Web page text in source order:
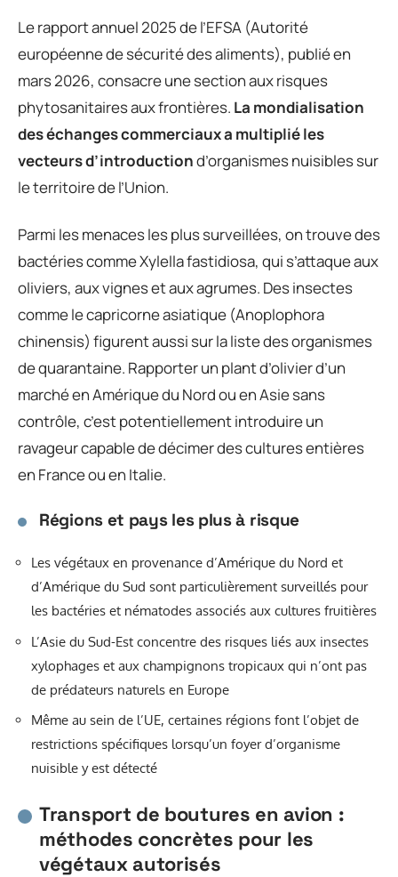
Le rapport annuel 2025 de l’EFSA (Autorité
européenne de sécurité des aliments), publié en
mars 2026, consacre une section aux risques
phytosanitaires aux frontières. La mondialisation
des échanges commerciaux a multiplié les
vecteurs d’introductiond’organismes nuisibles sur
le territoire de l’Union.
Parmi les menaces les plus surveillées, on trouve des
bactéries comme Xylella fastidiosa, qui s’attaque aux
oliviers, aux vignes et aux agrumes. Des insectes
comme le capricorne asiatique (Anoplophora
chinensis) figurent aussi sur la liste des organismes
de quarantaine. Rapporter un plant d’olivier d’un
marché en Amérique du Nord ou en Asie sans
contrôle, c’est potentiellement introduire un
ravageur capable de décimer des cultures entières
en France ou en Italie.
Régions et pays les plus à risque
Les végétaux en provenance d’Amérique du Nord et
d’Amérique du Sud sont particulièrement surveillés pour
les bactéries et nématodes associés aux cultures fruitières
L’Asie du Sud-Est concentre des risques liés aux insectes
xylophages et aux champignons tropicaux qui n’ont pas
de prédateurs naturels en Europe
Même au sein de l’UE, certaines régions font l’objet de
restrictions spécifiques lorsqu’un foyer d’organisme
nuisible y est détecté
Transport de boutures en avion :
méthodes concrètes pour les
végétaux autorisés